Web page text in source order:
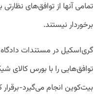
تمامی آنها از توافق‌های
برخوردار نیستند.
توافق‌هایی را با بورس کالای
بیت‌کوین انجام می‌گیرد-برقرار